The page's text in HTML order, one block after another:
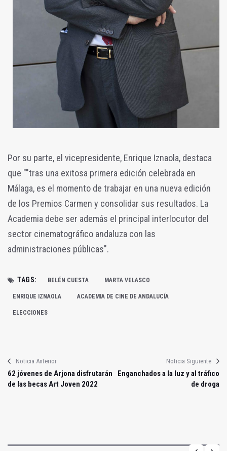
Por su parte, el vicepresidente, Enrique Iznaola, destaca
que ""tras una exitosa primera edición celebrada en
Málaga, es el momento de trabajar en una nueva edición
de los Premios Carmen y consolidar sus resultados. La
Academia debe ser además el principal interlocutor del
sector cinematográfico andaluza con las
administraciones públicas".
TAGS: BELÉN CUESTA MARTA VELASCO
ENRIQUE IZNAOLA ACADEMIA DE CINE DE ANDALUCÍA
ELECCIONES
Noticia Anterior
62 jóvenes de Arjona disfrutarán
de las becas Art Joven 2022
Noticia Siguiente
Enganchados a la luz y al tráfico
de droga